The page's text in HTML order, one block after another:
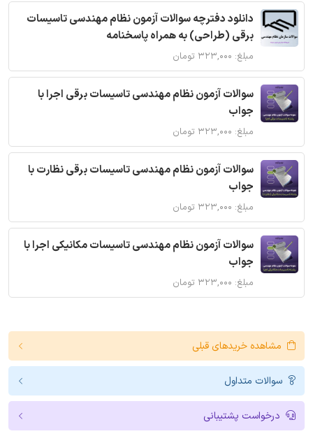
دانلود دفترچه سوالات آزمون نظام مهندسی تاسیسات
برقی (طراحی) به همراه پاسخنامه
مبلغ: ۳۲۳,۰۰۰ تومان
سوالات آزمون نظام مهندسی تاسیسات برقی اجرا با
جواب
مبلغ: ۳۲۳,۰۰۰ تومان
سوالات آزمون نظام مهندسی تاسیسات برقی نظارت با
جواب
مبلغ: ۳۲۳,۰۰۰ تومان
سوالات آزمون نظام مهندسی تاسیسات مکانیکی اجرا با
جواب
مبلغ: ۳۲۳,۰۰۰ تومان
مشاهده خریدهای قبلی
سوالات متداول
درخواست پشتیبانی